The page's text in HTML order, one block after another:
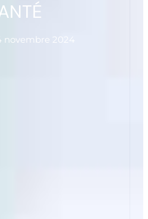
novembre 2024